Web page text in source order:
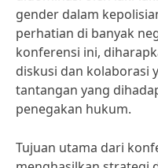
gender dalam
perhatian di banyak
konferensi ini,
diskusi dan kolaborasi
tantangan yang
penegakan hukum.
Tujuan utama dari